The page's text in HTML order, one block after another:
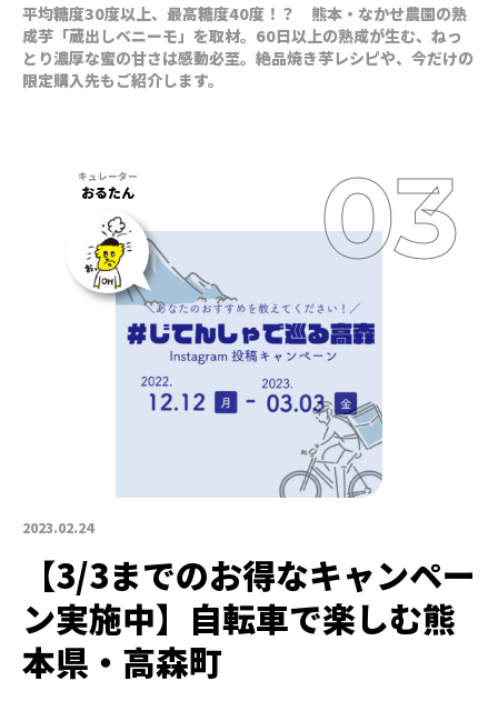
平均糖度30度以上、最高糖度40度！？ 熊本・なかせ農園の熟
成芋「蔵出しベニーモ」を取材。60日以上の熟成が生む、ねっ
とり濃厚な蜜の甘さは感動必至。絶品焼き芋レシピや、今だけの
限定購入先もご紹介します。
2023.02.24
おるたん
【3/3までのお得なキャンペー
ン実施中】自転車で楽しむ熊
本県・高森町